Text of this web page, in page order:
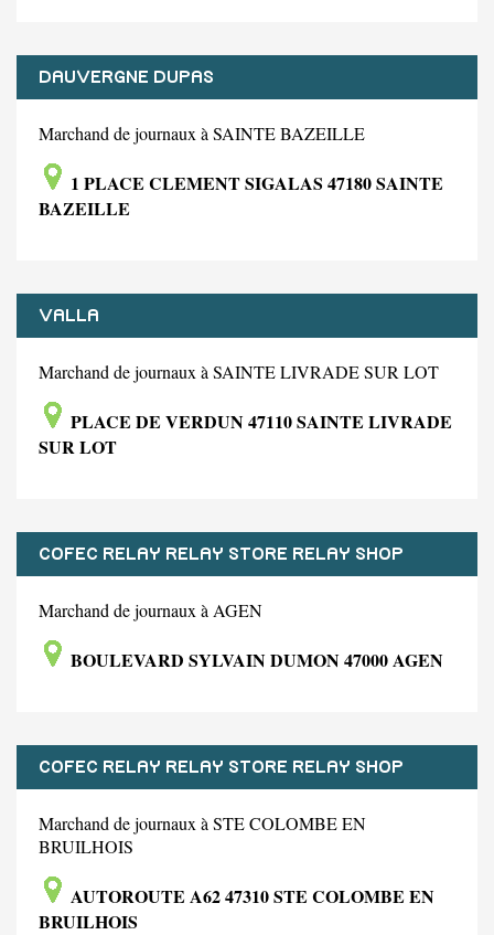
DAUVERGNE DUPAS
Marchand de journaux à SAINTE BAZEILLE
1 PLACE CLEMENT SIGALAS 47180 SAINTE
BAZEILLE
VALLA
Marchand de journaux à SAINTE LIVRADE SUR LOT
PLACE DE VERDUN 47110 SAINTE LIVRADE
SUR LOT
COFEC RELAY RELAY STORE RELAY SHOP
Marchand de journaux à AGEN
BOULEVARD SYLVAIN DUMON 47000 AGEN
COFEC RELAY RELAY STORE RELAY SHOP
Marchand de journaux à STE COLOMBE EN
BRUILHOIS
AUTOROUTE A62 47310 STE COLOMBE EN
BRUILHOIS